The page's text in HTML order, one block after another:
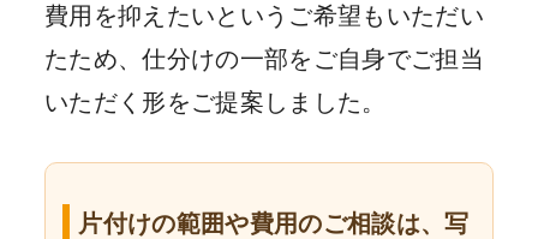
費用を抑えたいというご希望もいただい
たため、仕分けの一部をご自身でご担当
いただく形をご提案しました。
片付けの範囲や費用のご相談は、写